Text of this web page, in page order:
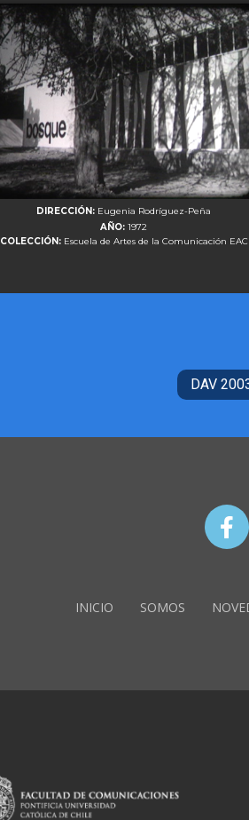
DIRECCIÓN: Eugenia Rodríguez-Peña
AÑO:1972
COLECCIÓN: Escuela de Artes de la Comunicación EAC
DAV
INICIO SOMOS